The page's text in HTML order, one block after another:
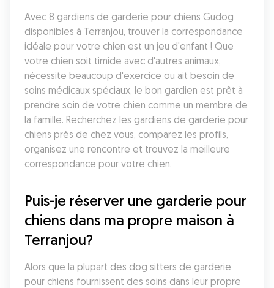
Avec 8 gardiens de garderie pour chiens Gudog
disponibles à Terranjou, trouver la correspondance
idéale pour votre chien est un jeu d'enfant ! Que
votre chien soit timide avec d'autres animaux,
nécessite beaucoup d'exercice ou ait besoin de
soins médicaux spéciaux, le bon gardien est prêt à
prendre soin de votre chien comme un membre de
la famille. Recherchez les gardiens de garderie pour
chiens près de chez vous, comparez les profils,
organisez une rencontre et trouvez la meilleure
correspondance pour votre chien.
Puis-je réserver une garderie pour
chiens dans ma propre maison à
Terranjou?
Alors que la plupart des dog sitters de garderie
pour chiens fournissent des soins dans leur propre